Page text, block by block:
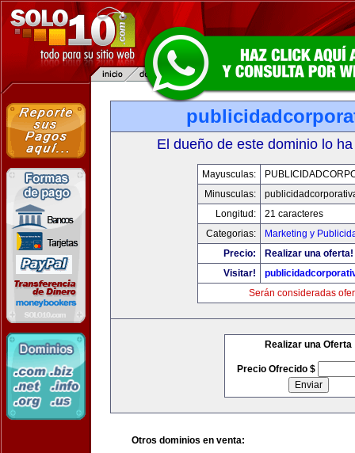
El dueño de este dominio lo
Mayusculas:
Minusculas:
Longitud:
21 caracteres
Categorias:
Marketing y
Precio:
Realizar una oferta!
Visitar!
Serán consideradas
Realizar una Oferta
Precio Ofrecido $
Otros dominios en venta: